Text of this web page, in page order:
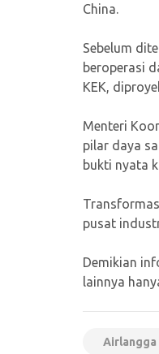
China.
Sebelum
beroperasi
KEK,
Menteri
pilar daya
bukti nyata
pusat
Demikian
lainnya